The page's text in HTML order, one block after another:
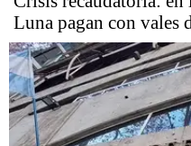
Luna pagan con vales